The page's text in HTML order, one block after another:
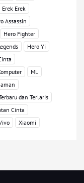
Erek Erek
Assassin
Hero Fighter
Hero Yi
ML
dan Terlaris
Cinta
Xiaomi